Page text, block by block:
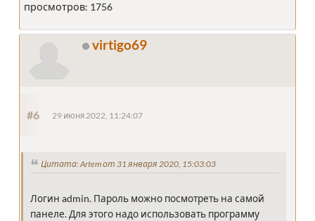
просмотров: 1756
virtigo69
#6 29 июня 2022, 11:24:07
Цитата: Artem от 31 января 2020, 15:03:03
Логин admin. Пароль можно посмотреть на самой
панеле. Для этого надо использовать программу